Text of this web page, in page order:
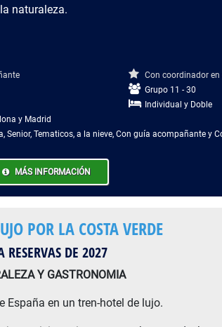
naturaleza.
Con coordinador en
Grupo 11 - 30
Individual y Doble
y Madrid
Senior, Tematicos, a la nieve​, Con guía acompañante y
MÁS INFORMACIÓN
POR LA COSTA VERDE
DE 2027
Y GASTRONOMIA
España en un tren-hotel de lujo.